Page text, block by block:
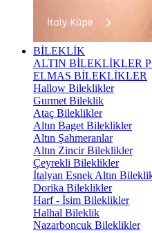
BİLEKLİK
ALTIN BİLEKLİKLER
ELMAS BİLEKLİKLER
Hallow Bileklikler
Gurmet Bileklik
Ataç Bileklikler
Altın Baget Bileklikler
Altın Şahmeranlar
Altın Zincir Bileklikler
Çeyrekli Bileklikler
İtalyan Esnek Altın
Dorika Bileklikler
Harf - İsim Bileklikler
Halhal Bileklik
Nazarboncuk Bileklikler